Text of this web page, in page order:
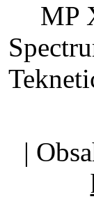
MP
|